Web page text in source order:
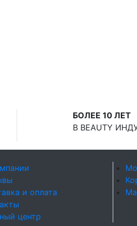
БОЛЕЕ 10 ЛЕТ
В BEAUTY
и оплата
центр